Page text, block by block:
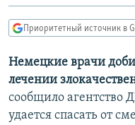
Вернутся
навигации
Вернутся
поиску
КУЛЬТУРА
IDEL.РЕАЛИИ
КАВКАЗ.РЕАЛИИ
СЕВЕР.РЕАЛИИ
Приоритетный источник в
Немецкие врачи
лечении
сообщило агентство
удается спасать от